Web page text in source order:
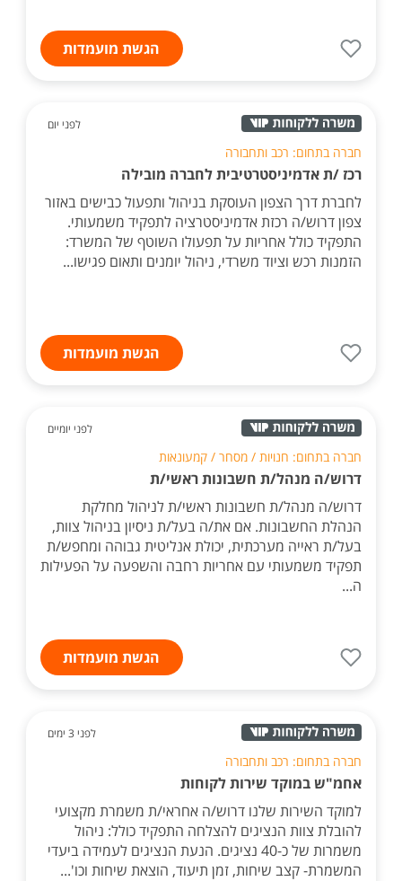
הגשת מועמדות
לפני יום
חברה בתחום: רכב ותחבורה
רכז /ת אדמיניסטרטיבית לחברה מובילה
לחברת דרך הצפון העוסקת בניהול ותפעול כבישים באזור
צפון דרוש/ה רכזת אדמיניסטרציה לתפקיד משמעותי.
התפקיד כולל אחריות על תפעולו השוטף של המשרד:
הזמנות רכש וציוד משרדי, ניהול יומנים ותאום פגישו...
הגשת מועמדות
לפני יומיים
חברה בתחום: חנויות / מסחר / קמעונאות
דרוש/ה מנהל/ת חשבונות ראשי/ת
דרוש/ה מנהל/ת חשבונות ראשי/ת לניהול מחלקת
הנהלת החשבונות. אם את/ה בעל/ת ניסיון בניהול צוות,
בעל/ת ראייה מערכתית, יכולת אנליטית גבוהה ומחפש/ת
תפקיד משמעותי עם אחריות רחבה והשפעה על הפעילות
ה...
הגשת מועמדות
לפני 3 ימים
חברה בתחום: רכב ותחבורה
אחמ"ש במוקד שירות לקוחות
למוקד השירות שלנו דרוש/ה אחראי/ת משמרת מקצועי
להובלת צוות הנציגים להצלחה התפקיד כולל: ניהול
משמרות של כ-40 נציגים. הנעת הנציגים לעמידה ביעדי
המשמרת- קצב שיחות, זמן תיעוד, הוצאת שיחות וכו'...